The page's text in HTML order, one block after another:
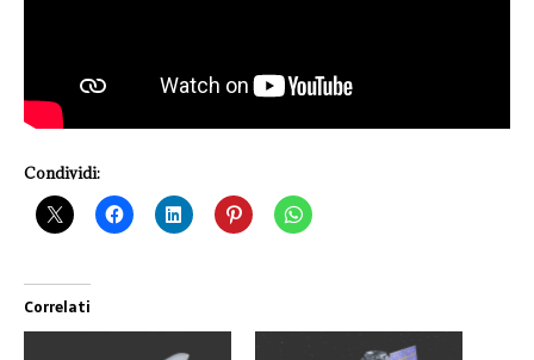
Condividi:
Correlati